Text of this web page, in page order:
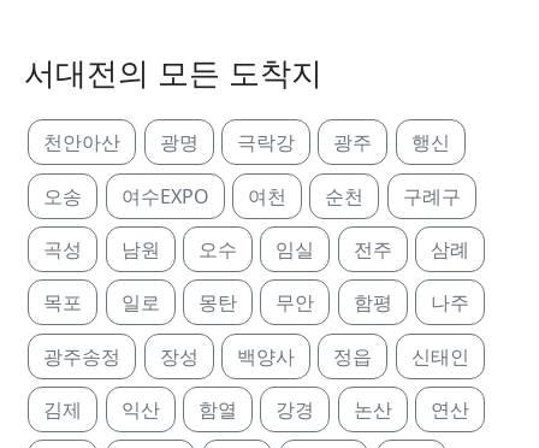
서대전의 모든 도착지
천안아산 광명 극락강 광주 행신
오송 여수EXPO 여천 순천 구례구
곡성 남원 오수 임실 전주 삼례
목포 일로 몽탄 무안 함평 나주
광주송정 장성 백양사 정읍 신태인
김제 익산 함열 강경 논산 연산